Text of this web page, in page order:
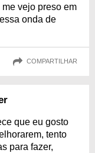
vejo preso em
onda de
COMPARTILHAR
que eu gosto
tento
para fazer,